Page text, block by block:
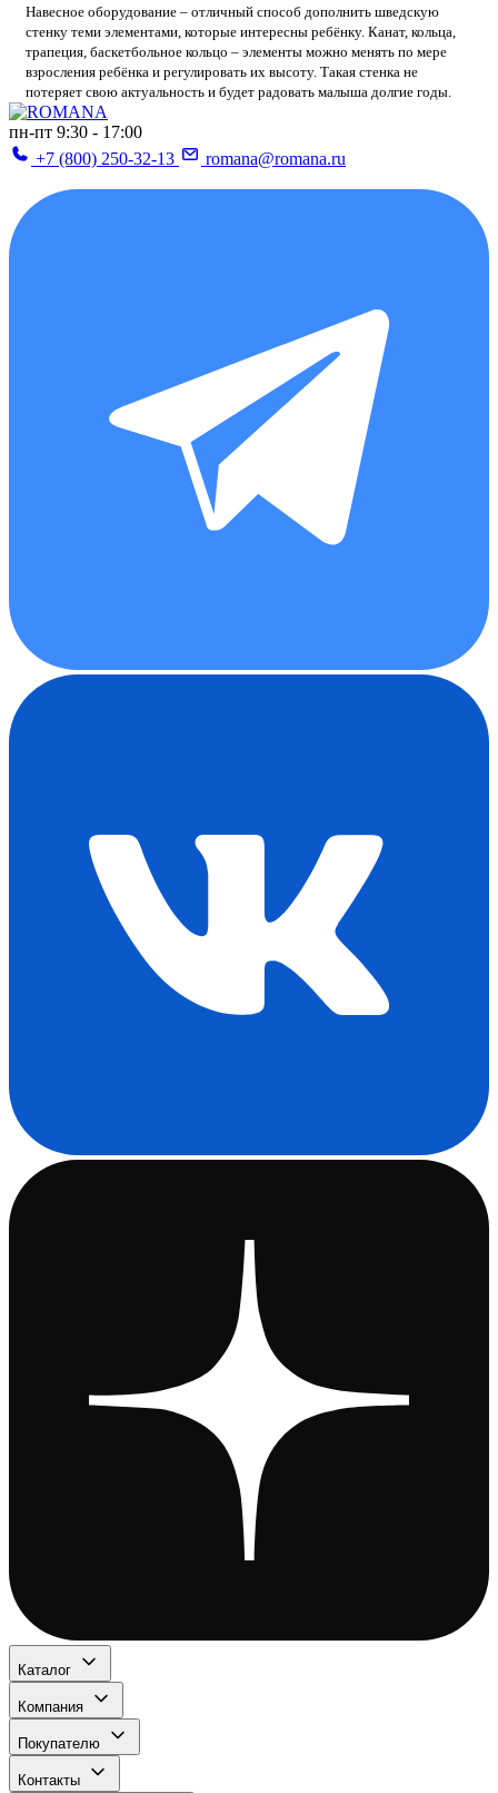
Навесное оборудование – отличный способ дополнить шведскую
стенку теми элементами, которые интересны ребёнку. Канат, кольца,
трапеция, баскетбольное кольцо – элементы можно менять по мере
взросления ребёнка и регулировать их высоту. Такая стенка не
потеряет свою актуальность и будет радовать малыша долгие годы.
пн-пт 9:30 - 17:00
+7 (800) 250-32-13
romana@romana.ru
Каталог
Компания
Покупателю
Контакты